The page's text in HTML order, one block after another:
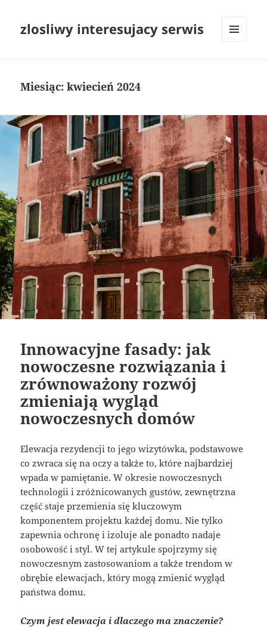
zlosliwy interesujacy serwis
Miesiąc:kwiecień 2024
Innowacyjne fasady: jak
nowoczesne rozwiązania i
zrównoważony rozwój
zmieniają wygląd
nowoczesnych domów
Elewacja rezydencji to jego wizytówka, podstawowe
co zwraca się na oczy a także to, które najbardziej
wpada w pamiętanie. W okresie nowoczesnych
technologii i zróżnicowanych gustów, zewnętrzna
część staje przemienia się kluczowym
komponentem projektu każdej domu. Nie tylko
zapewnia ochronę i izoluje ale ponadto nadaje
osobowość i styl. W tej artykule spojrzymy się
nowoczesnym zastosowaniom a także trendom w
obrębie elewacjach, który mogą zmienić wygląd
państwa domu.
Czym jest elewacja i dlaczego ma znaczenie?